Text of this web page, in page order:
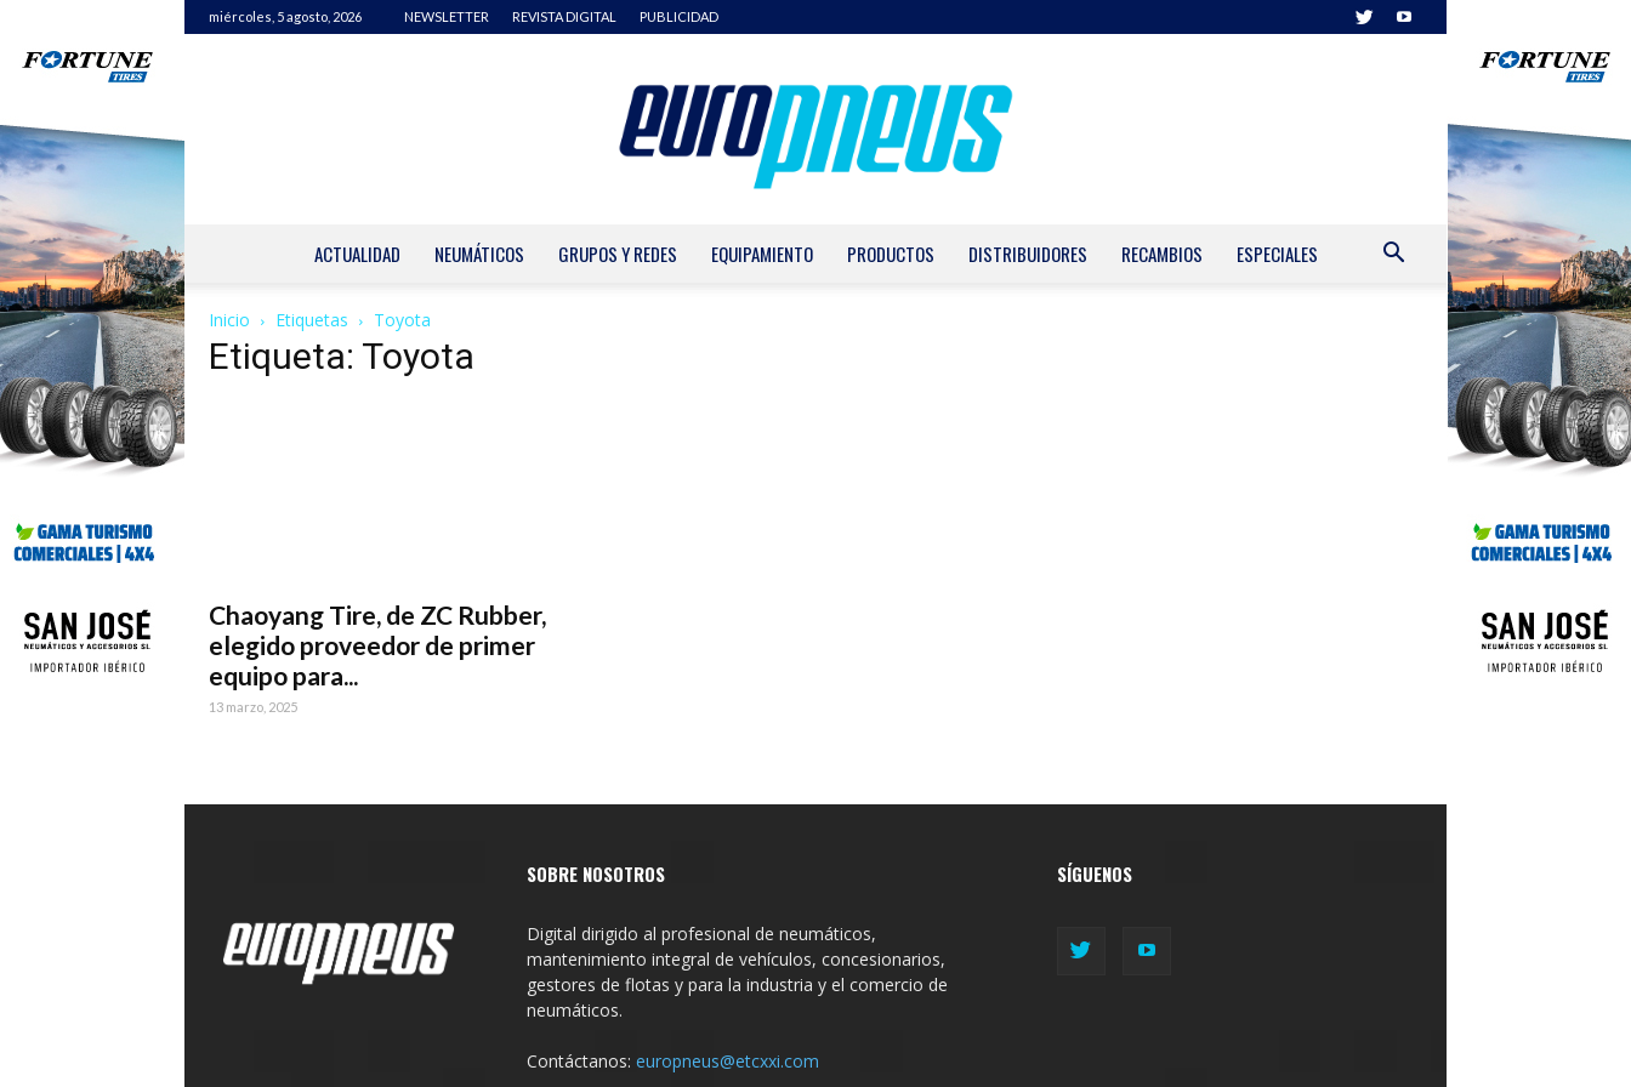
miércoles, 5 agosto, 2026 NEWSLETTER REVISTA DIGITAL PUBLICIDAD
ACTUALIDAD NEUMÁTICOS GRUPOS Y REDES EQUIPAMIENTO PRODUCTOS DISTRIBUIDORES RECAMBIOS ESPECIALES
Inicio Etiquetas Toyota
Etiqueta: Toyota
Chaoyang Tire, de ZC Rubber,
elegido proveedor de primer
equipo para...
13 marzo, 2025
SOBRE NOSOTROS
Digital dirigido al profesional de neumáticos,
mantenimiento integral de vehículos, concesionarios,
gestores de flotas y para la industria y el comercio de
neumáticos.
Contáctanos: europneus@etcxxi.com
SÍGUENOS